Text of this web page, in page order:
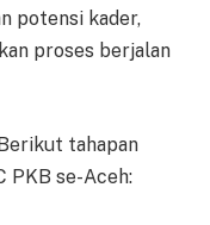
potensi kader,
proses berjalan
tahapan
PKB se-Aceh: